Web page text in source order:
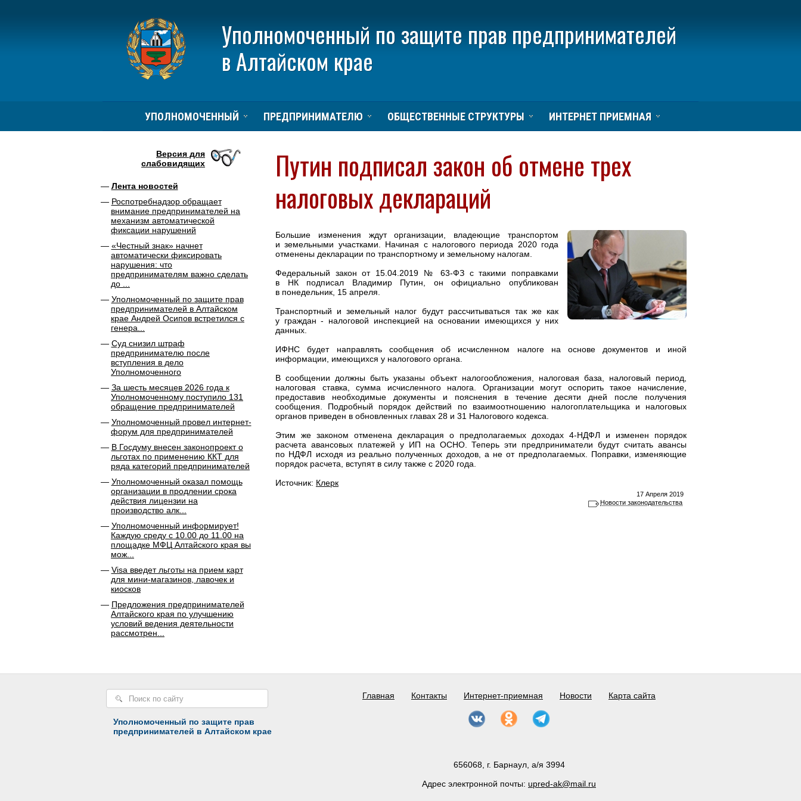
Уполномоченный по защите прав предпринимателей
в Алтайском крае
УПОЛНОМОЧЕННЫЙ ПРЕДПРИНИМАТЕЛЮ ОБЩЕСТВЕННЫЕ СТРУКТУРЫ ИНТЕРНЕТ ПРИЕМНАЯ
Версия для
слабовидящих
Лента новостей
Роспотребнадзор обращает
внимание предпринимателей на
механизм автоматической
фиксации нарушений
«Честный знак» начнет
автоматически фиксировать
нарушения: что
предпринимателям важно сделать
до ...
Уполномоченный по защите прав
предпринимателей в Алтайском
крае Андрей Осипов встретился с
генера...
Суд снизил штраф
предпринимателю после
вступления в дело
Уполномоченного
За шесть месяцев 2026 года к
Уполномоченному поступило 131
обращение предпринимателей
Уполномоченный провел интернет-
форум для предпринимателей
В Госдуму внесен законопроект о
льготах по применению ККТ для
ряда категорий предпринимателей
Уполномоченный оказал помощь
организации в продлении срока
действия лицензии на
производство алк...
Уполномоченный информирует!
Каждую среду с 10.00 до 11.00 на
площадке МФЦ Алтайского края вы
мож...
Visa введет льготы на прием карт
для мини-магазинов, лавочек и
киосков
Предложения предпринимателей
Алтайского края по улучшению
условий ведения деятельности
рассмотрен...
Путин подписал закон об отмене трех
налоговых деклараций
Большие изменения ждут организации, владеющие транспортом
и земельными участками. Начиная с налогового периода 2020 года
отменены декларации по транспортному и земельному налогам.
Федеральный закон от 15.04.2019 № 63-ФЗ с такими поправками
в НК подписал Владимир Путин, он официально опубликован
в понедельник, 15 апреля.
Транспортный и земельный налог будут рассчитываться так же как
у граждан - налоговой инспекцией на основании имеющихся у них
данных.
ИФНС будет направлять сообщения об исчисленном налоге на основе документов и иной
информации, имеющихся у налогового органа.
В сообщении должны быть указаны объект налогообложения, налоговая база, налоговый период,
налоговая ставка, сумма исчисленного налога. Организации могут оспорить такое начисление,
предоставив необходимые документы и пояснения в течение десяти дней после получения
сообщения. Подробный порядок действий по взаимоотношению налогоплательщика и налоговых
органов приведен в обновленных главах 28 и 31 Налогового кодекса.
Этим же законом отменена декларация о предполагаемых доходах 4-НДФЛ и изменен порядок
расчета авансовых платежей у ИП на ОСНО. Теперь эти предприниматели будут считать авансы
по НДФЛ исходя из реально полученных доходов, а не от предполагаемых. Поправки, изменяющие
порядок расчета, вступят в силу также с 2020 года.
Источник: Клерк
17 Апреля 2019
Новости законодательства
Уполномоченный по защите прав
предпринимателей в Алтайском крае
Главная Контакты Интернет-приемная Новости Карта сайта
656068, г. Барнаул, а/я 3994
Адрес электронной почты: upred-ak@mail.ru